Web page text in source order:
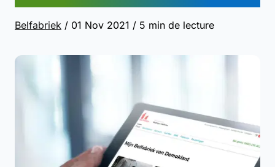
Belfabriek / 01 Nov 2021 / 5 min de lecture